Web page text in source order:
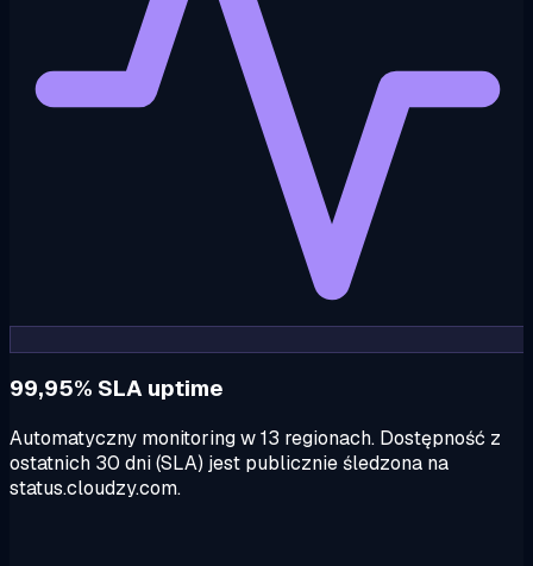
99,95% SLA uptime
Automatyczny monitoring w 13 regionach. Dostępność z
ostatnich 30 dni (SLA) jest publicznie śledzona na
status.cloudzy.com.